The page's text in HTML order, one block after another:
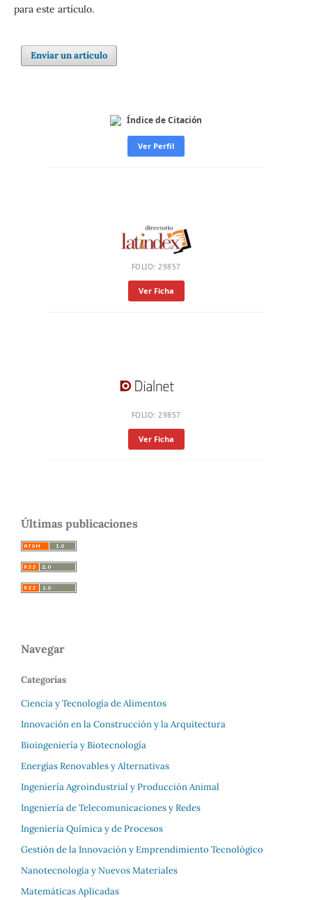
para este artículo.
Enviar un artículo
Índice de Citación
Ver Perfil
FOLIO: 29857
Ver Ficha
FOLIO: 29857
Ver Ficha
Últimas publicaciones
Navegar
Categorías
Ciencia y Tecnología de Alimentos
Innovación en la Construcción y la Arquitectura
Bioingeniería y Biotecnología
Energías Renovables y Alternativas
Ingeniería Agroindustrial y Producción Animal
Ingeniería de Telecomunicaciones y Redes
Ingeniería Química y de Procesos
Gestión de la Innovación y Emprendimiento Tecnológico
Nanotecnología y Nuevos Materiales
Matemáticas Aplicadas